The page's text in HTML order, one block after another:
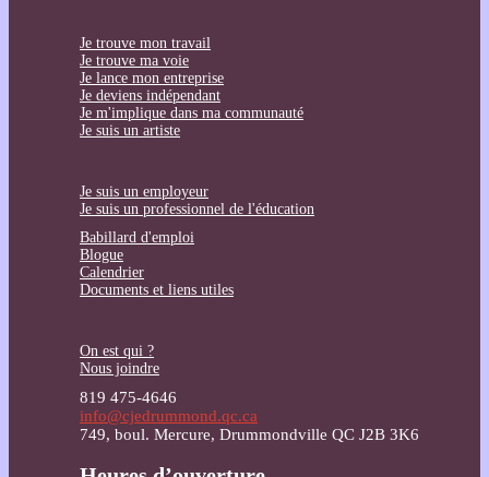
Je trouve mon travail
Je trouve ma voie
Je lance mon entreprise
Je deviens indépendant
Je m'implique dans ma communauté
Je suis un artiste
Je suis un employeur
Je suis un professionnel de l'éducation
Babillard d'emploi
Blogue
Calendrier
Documents et liens utiles
On est qui ?
Nous joindre
819 475-4646
info@cjedrummond.qc.ca
749, boul. Mercure, Drummondville QC J2B 3K6